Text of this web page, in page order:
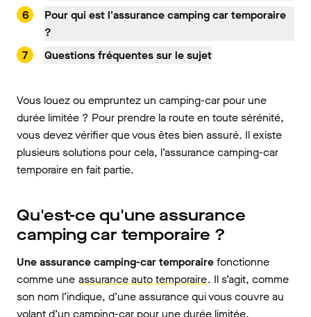
Pour qui est l'assurance camping car temporaire
?
Questions fréquentes sur le sujet
Vous louez ou empruntez un camping-car pour une
durée limitée ? Pour prendre la route en toute sérénité,
vous devez vérifier que vous êtes bien assuré. Il existe
plusieurs solutions pour cela, l’assurance camping-car
temporaire en fait partie.
Qu'est-ce qu'une assurance
camping car temporaire ?
Une assurance camping-car temporairefonctionne
comme une assurance auto temporaire. Il s’agit, comme
son nom l’indique, d’une assurance qui vous couvre au
volant d’un camping-car pour une durée limitée,